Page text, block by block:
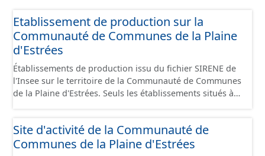
Etablissement de production sur la
Communauté de Communes de la Plaine
d'Estrées
Établissements de production issu du fichier SIRENE de
l'Insee sur le territoire de la Communauté de Communes
de la Plaine d'Estrées. Seuls les établissements situés à
conformément aux prescriptions du standard CNIG Sites
Économiques. Ce lot ne contient pas la référence aux
Site d'activité de la Communauté de
Communes de la Plaine d'Estrées